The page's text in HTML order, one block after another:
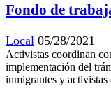
Fondo de
Local 05/28/2021
Activistas coordinan
implementación del
inmigrantes y